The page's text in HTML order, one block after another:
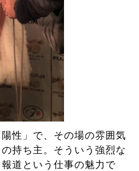
性」で、その場の雰囲気
持ち主。そういう強烈な
道という仕事の魅力で